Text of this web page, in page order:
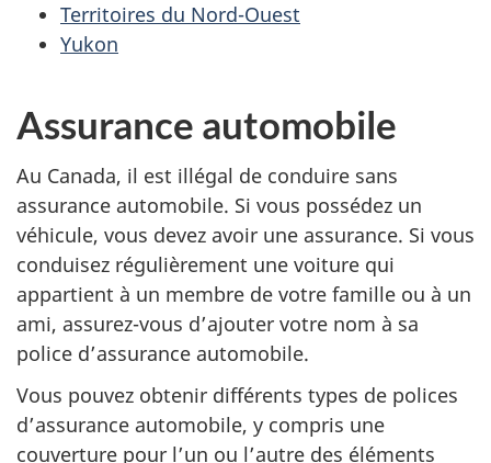
Territoires du Nord-Ouest
Yukon
Assurance automobile
Au Canada, il est illégal de conduire sans
assurance automobile. Si vous possédez un
véhicule, vous devez avoir une assurance. Si vous
conduisez régulièrement une voiture qui
appartient à un membre de votre famille ou à un
ami, assurez-vous d’ajouter votre nom à sa
police d’assurance automobile.
Vous pouvez obtenir différents types de polices
d’assurance automobile, y compris une
couverture pour l’un ou l’autre des éléments